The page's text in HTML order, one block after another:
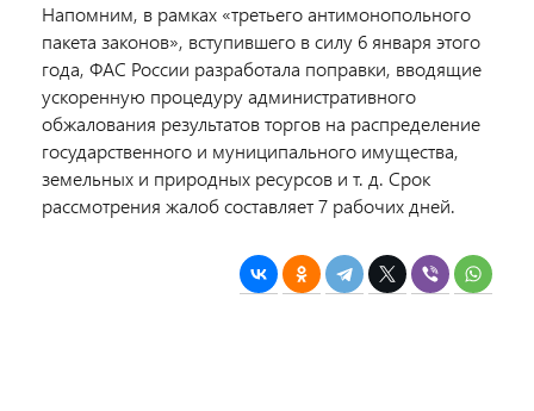
Напомним, в рамках «третьего антимонопольного
пакета законов», вступившего в силу 6 января этого
года, ФАС России разработала поправки, вводящие
ускоренную процедуру административного
обжалования результатов торгов на распределение
государственного и муниципального имущества,
земельных и природных ресурсов и т. д. Срок
рассмотрения жалоб составляет 7 рабочих дней.